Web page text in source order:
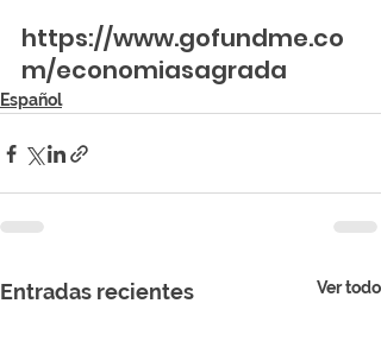
https://www.gofundme.co
m/economiasagrada
Español
Entradas recientes Ver todo